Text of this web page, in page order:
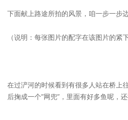
下面献上路途所拍的风景，咱一步一步
（说明：每张图片的配字在该图片的紧下
在过浐河的时候看到有很多人站在桥上
后掬成一个”网兜”，里面有好多鱼呢，